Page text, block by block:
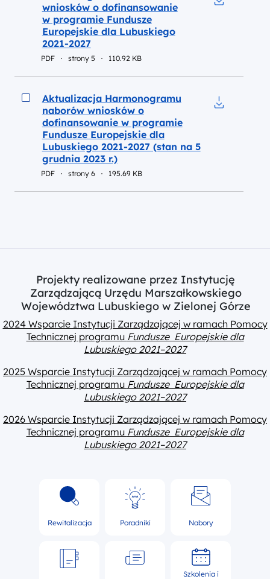
wniosków o dofinansowanie
w programie Fundusze
Europejskie dla Lubuskiego
2021-2027
PDF strony 5 110.92 KB
Podgląd
Aktualizacja Harmonogramu
naborów wniosków o
dofinansowanie w programie
Fundusze Europejskie dla
Lubuskiego 2021-2027 (stan na 5
grudnia 2023 r.)
PDF strony 6 195.69 KB
Projekty realizowane przez Instytucję
Zarządzającą Urzędu Marszałkowskiego
Województwa Lubuskiego w Zielonej Górze
2024 Wsparcie Instytucji Zarządzającej w ramach Pomocy
Technicznej programu Fundusze Europejskie dla
Lubuskiego 2021–2027
2025 Wsparcie Instytucji Zarządzającej w ramach Pomocy
Technicznej programu Fundusze Europejskie dla
Lubuskiego 2021–2027
2026 Wsparcie Instytucji Zarządzającej w ramach Pomocy
Technicznej programu Fundusze Europejskie dla
Lubuskiego 2021–2027
Rewitalizacja Poradniki Nabory
Szkolenia i